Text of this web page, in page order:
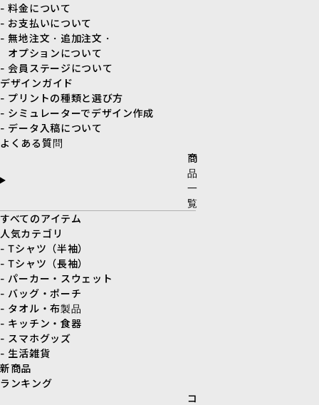
- 料金について
- お支払いについて
- 無地注文・追加注文・
オプションについて
- 会員ステージについて
デザインガイド
- プリントの種類と選び方
- シミュレーターでデザイン作成
- データ入稿について
よくある質問
商
品
一
覧
すべてのアイテム
人気カテゴリ
- Tシャツ（半袖）
- Tシャツ（長袖）
- パーカー・スウェット
- バッグ・ポーチ
- タオル・布製品
- キッチン・食器
- スマホグッズ
- 生活雑貨
新商品
ランキング
コ